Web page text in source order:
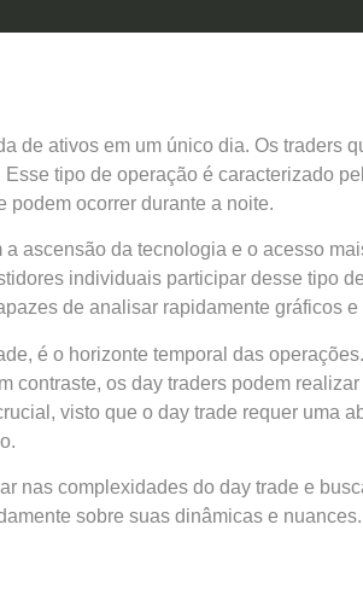
de ativos em um único dia. Os traders
tipo de operação é caracterizado
podem ocorrer durante a noite.
ascensão da tecnologia e o acesso
individuais participar desse tipo
de analisar rapidamente gráficos
é o horizonte temporal das
os day traders podem
visto que o day trade requer uma
nas complexidades do day trade e
sobre suas dinâmicas e nuances.